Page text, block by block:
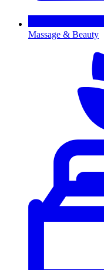
Massage & Beauty